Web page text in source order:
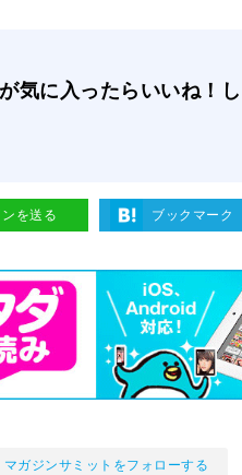
気に入ったらいいね！し
を送る ブックマーク
マガジンサミットをフォローする